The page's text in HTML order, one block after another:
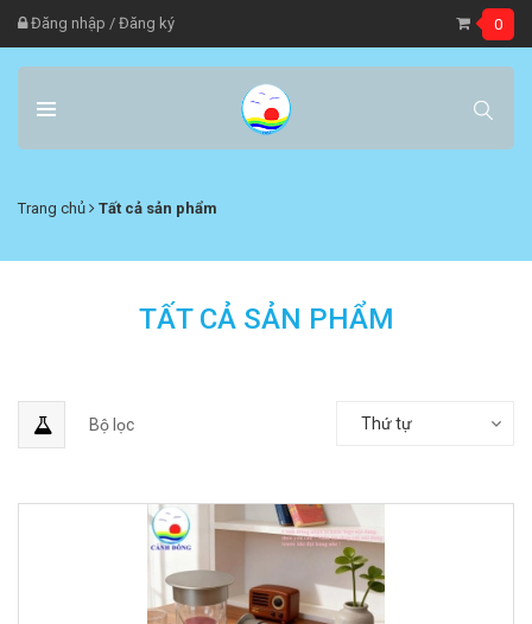
Đăng nhập / Đăng ký 0
Trang chủ Tất cả sản phẩm
TẤT CẢ SẢN PHẨM
Bộ lọc Thứ tự